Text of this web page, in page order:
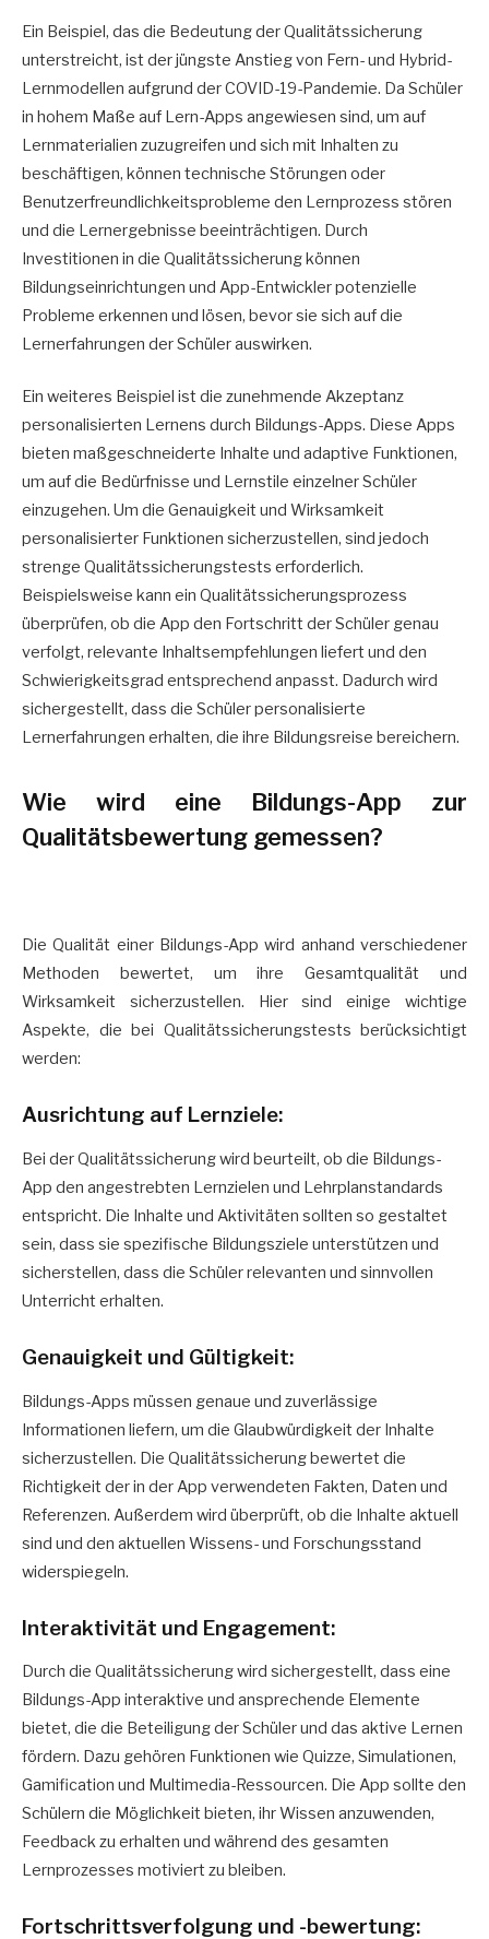
Ein Beispiel, das die Bedeutung der Qualitätssicherung
unterstreicht, ist der jüngste Anstieg von Fern- und Hybrid-
Lernmodellen aufgrund der COVID-19-Pandemie. Da Schüler
in hohem Maße auf Lern-Apps angewiesen sind, um auf
Lernmaterialien zuzugreifen und sich mit Inhalten zu
beschäftigen, können technische Störungen oder
Benutzerfreundlichkeitsprobleme den Lernprozess stören
und die Lernergebnisse beeinträchtigen. Durch
Investitionen in die Qualitätssicherung können
Bildungseinrichtungen und App-Entwickler potenzielle
Probleme erkennen und lösen, bevor sie sich auf die
Lernerfahrungen der Schüler auswirken.
Ein weiteres Beispiel ist die zunehmende Akzeptanz
personalisierten Lernens durch Bildungs-Apps. Diese Apps
bieten maßgeschneiderte Inhalte und adaptive Funktionen,
um auf die Bedürfnisse und Lernstile einzelner Schüler
einzugehen. Um die Genauigkeit und Wirksamkeit
personalisierter Funktionen sicherzustellen, sind jedoch
strenge Qualitätssicherungstests erforderlich.
Beispielsweise kann ein Qualitätssicherungsprozess
überprüfen, ob die App den Fortschritt der Schüler genau
verfolgt, relevante Inhaltsempfehlungen liefert und den
Schwierigkeitsgrad entsprechend anpasst. Dadurch wird
sichergestellt, dass die Schüler personalisierte
Lernerfahrungen erhalten, die ihre Bildungsreise bereichern.
Wie wird eine Bildungs-App zur
Qualitätsbewertung gemessen?
Die Qualität einer Bildungs-App wird anhand verschiedener
Methoden bewertet, um ihre Gesamtqualität und
Wirksamkeit sicherzustellen. Hier sind einige wichtige
Aspekte, die bei Qualitätssicherungstests berücksichtigt
werden:
Ausrichtung auf Lernziele:
Bei der Qualitätssicherung wird beurteilt, ob die Bildungs-
App den angestrebten Lernzielen und Lehrplanstandards
entspricht. Die Inhalte und Aktivitäten sollten so gestaltet
sein, dass sie spezifische Bildungsziele unterstützen und
sicherstellen, dass die Schüler relevanten und sinnvollen
Unterricht erhalten.
Genauigkeit und Gültigkeit:
Bildungs-Apps müssen genaue und zuverlässige
Informationen liefern, um die Glaubwürdigkeit der Inhalte
sicherzustellen. Die Qualitätssicherung bewertet die
Richtigkeit der in der App verwendeten Fakten, Daten und
Referenzen. Außerdem wird überprüft, ob die Inhalte aktuell
sind und den aktuellen Wissens- und Forschungsstand
widerspiegeln.
Interaktivität und Engagement:
Durch die Qualitätssicherung wird sichergestellt, dass eine
Bildungs-App interaktive und ansprechende Elemente
bietet, die die Beteiligung der Schüler und das aktive Lernen
fördern. Dazu gehören Funktionen wie Quizze, Simulationen,
Gamification und Multimedia-Ressourcen. Die App sollte den
Schülern die Möglichkeit bieten, ihr Wissen anzuwenden,
Feedback zu erhalten und während des gesamten
Lernprozesses motiviert zu bleiben.
Fortschrittsverfolgung und -bewertung: